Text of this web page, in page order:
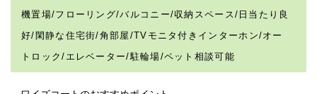
機置場/フローリング/バルコニー/収納スペース/日当たり良
好/閑静な住宅街/角部屋/TVモニタ付きインターホン/オー
トロック/エレベーター/駐輪場/ペット相談可能